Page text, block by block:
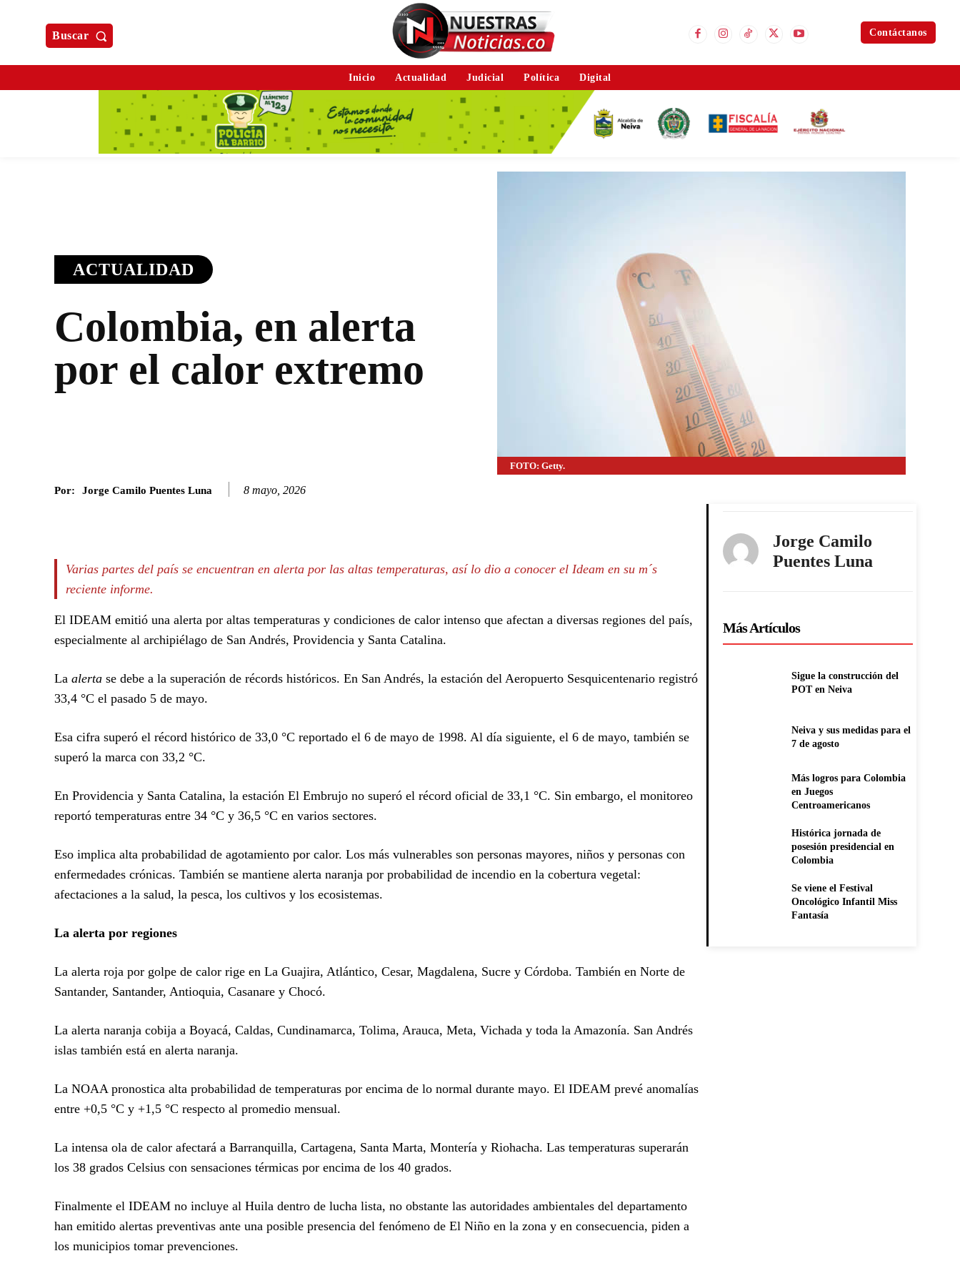
Buscar Contáctanos
Inicio Actualidad Judicial Política Digital
ACTUALIDAD
Colombia, en alerta
por el calor extremo
FOTO: Getty.
Por: Jorge Camilo Puentes Luna 8 mayo, 2026
Varias partes del país se encuentran en alerta por las altas temperaturas, así lo dio a conocer el Ideam en su m´s
reciente informe.
El IDEAM emitió una alerta por altas temperaturas y condiciones de calor intenso que afectan a diversas regiones del país,
especialmente al archipiélago de San Andrés, Providencia y Santa Catalina.
La alerta se debe a la superación de récords históricos. En San Andrés, la estación del Aeropuerto Sesquicentenario registró
33,4 °C el pasado 5 de mayo.
Esa cifra superó el récord histórico de 33,0 °C reportado el 6 de mayo de 1998. Al día siguiente, el 6 de mayo, también se
superó la marca con 33,2 °C.
En Providencia y Santa Catalina, la estación El Embrujo no superó el récord oficial de 33,1 °C. Sin embargo, el monitoreo
reportó temperaturas entre 34 °C y 36,5 °C en varios sectores.
Eso implica alta probabilidad de agotamiento por calor. Los más vulnerables son personas mayores, niños y personas con
enfermedades crónicas. También se mantiene alerta naranja por probabilidad de incendio en la cobertura vegetal:
afectaciones a la salud, la pesca, los cultivos y los ecosistemas.
La alerta por regiones
La alerta roja por golpe de calor rige en La Guajira, Atlántico, Cesar, Magdalena, Sucre y Córdoba. También en Norte de
Santander, Santander, Antioquia, Casanare y Chocó.
La alerta naranja cobija a Boyacá, Caldas, Cundinamarca, Tolima, Arauca, Meta, Vichada y toda la Amazonía. San Andrés
islas también está en alerta naranja.
La NOAA pronostica alta probabilidad de temperaturas por encima de lo normal durante mayo. El IDEAM prevé anomalías
entre +0,5 °C y +1,5 °C respecto al promedio mensual.
La intensa ola de calor afectará a Barranquilla, Cartagena, Santa Marta, Montería y Riohacha. Las temperaturas superarán
los 38 grados Celsius con sensaciones térmicas por encima de los 40 grados.
Finalmente el IDEAM no incluye al Huila dentro de lucha lista, no obstante las autoridades ambientales del departamento
han emitido alertas preventivas ante una posible presencia del fenómeno de El Niño en la zona y en consecuencia, piden a
los municipios tomar prevenciones.
Jorge Camilo
Puentes Luna
Más Artículos
Sigue la construcción del
POT en Neiva
Neiva y sus medidas para el
7 de agosto
Más logros para Colombia
en Juegos
Centroamericanos
Histórica jornada de
posesión presidencial en
Colombia
Se viene el Festival
Oncológico Infantil Miss
Fantasía